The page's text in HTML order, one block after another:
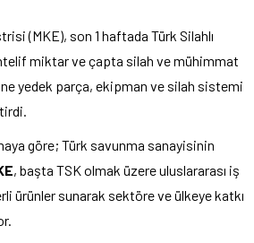
(MKE), son 1 haftada Türk Silahlı
miktar ve çapta silah ve mühimmat
yedek parça, ekipman ve silah sistemi
göre; Türk savunma sanayisinin
, başta TSK olmak üzere uluslararası iş
ürünler sunarak sektöre ve ülkeye katkı